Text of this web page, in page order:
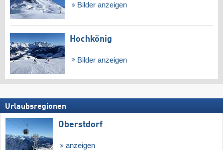
Bilder anzeigen
Hochkönig
Bilder anzeigen
Urlaubsregionen
Oberstdorf
anzeigen